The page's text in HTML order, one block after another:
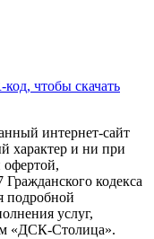
чтобы скачать
интернет-сайт
характер и ни при
офертой,
кодекса
подробной
услуг,
«ДСК-Столица».